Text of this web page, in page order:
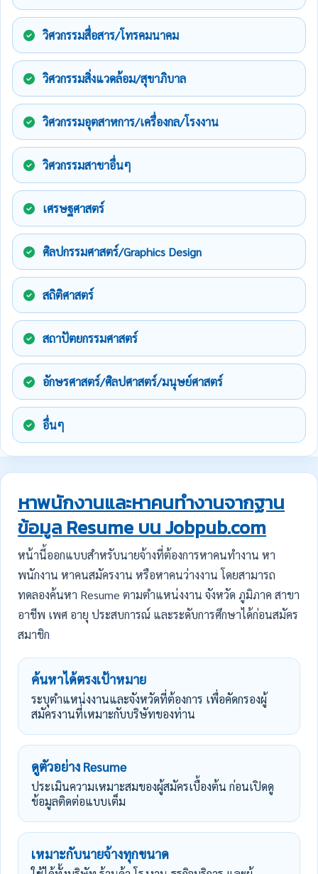
วิศวกรรมสื่อสาร/โทรคมนาคม
วิศวกรรมสิ่งแวดล้อม/สุขาภิบาล
วิศวกรรมอุตสาหการ/เครื่องกล/โรงงาน
วิศวกรรมสาขาอื่นๆ
เศรษฐศาสตร์
ศิลปกรรมศาสตร์/Graphics Design
สถิติศาสตร์
สถาปัตยกรรมศาสตร์
อักษรศาสตร์/ศิลปศาสตร์/มนุษย์ศาสตร์
อื่นๆ
หาพนักงานและหาคนทำงานจากฐาน
ข้อมูล Resume บน Jobpub.com
หน้านี้ออกแบบสำหรับนายจ้างที่ต้องการหาคนทำงาน หา
พนักงาน หาคนสมัครงาน หรือหาคนว่างงาน โดยสามารถ
ทดลองค้นหา Resume ตามตำแหน่งงาน จังหวัด ภูมิภาค สาขา
อาชีพ เพศ อายุ ประสบการณ์ และระดับการศึกษาได้ก่อนสมัคร
สมาชิก
ค้นหาได้ตรงเป้าหมาย
ระบุตำแหน่งงานและจังหวัดที่ต้องการ เพื่อคัดกรองผู้
สมัครงานที่เหมาะกับบริษัทของท่าน
ดูตัวอย่าง Resume
ประเมินความเหมาะสมของผู้สมัครเบื้องต้น ก่อนเปิดดู
ข้อมูลติดต่อแบบเต็ม
เหมาะกับนายจ้างทุกขนาด